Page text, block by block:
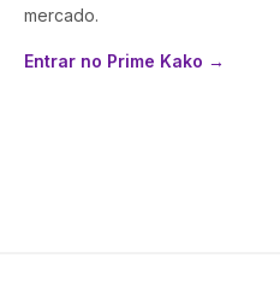
mercado.
Entrar no Prime Kako →